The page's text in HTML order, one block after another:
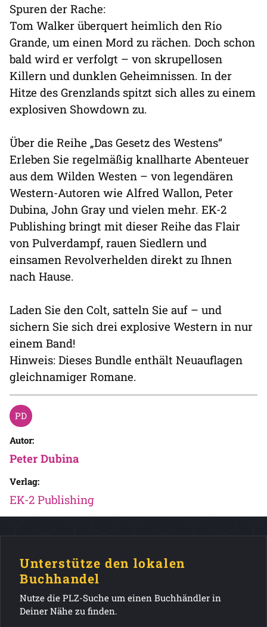
Spuren der Rache:
Tom Walker überquert heimlich den Rio
Grande, um einen Mord zu rächen. Doch schon
bald wird er verfolgt – von skrupellosen
Killern und dunklen Geheimnissen. In der
Hitze des Grenzlands spitzt sich alles zu einem
explosiven Showdown zu.
Über die Reihe „Das Gesetz des Westens“
Erleben Sie regelmäßig knallharte Abenteuer
aus dem Wilden Westen – von legendären
Western-Autoren wie Alfred Wallon, Peter
Dubina, John Gray und vielen mehr. EK-2
Publishing bringt mit dieser Reihe das Flair
von Pulverdampf, rauen Siedlern und
einsamen Revolverhelden direkt zu Ihnen
nach Hause.
Laden Sie den Colt, satteln Sie auf – und
sichern Sie sich drei explosive Western in nur
einem Band!
Hinweis: Dieses Bundle enthält Neuauflagen
gleichnamiger Romane.
Autor:
Peter Dubina
Verlag:
EK-2 Publishing
Unterstütze den lokalen
Buchhandel
Nutze die PLZ-Suche um einen Buchhändler in
Deiner Nähe zu finden.